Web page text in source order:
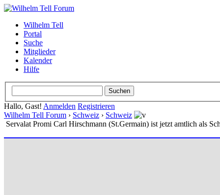
Wilhelm Tell
Portal
Suche
Mitglieder
Kalender
Hilfe
Hallo, Gast! Anmelden Registrieren
Wilhelm Tell Forum › Schweiz › Schweiz
Servalat Promi Carl Hirschmann (St.Germain) ist jetzt amtlich als